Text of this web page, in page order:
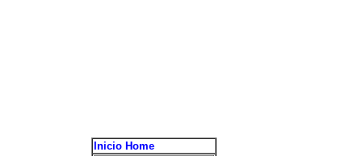
Inicio Home